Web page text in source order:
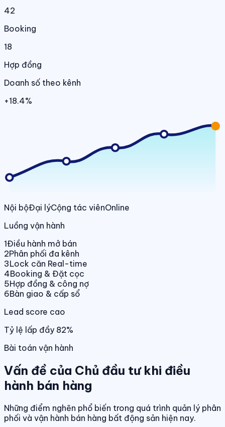
42
Booking
18
Hợp đồng
Doanh số theo kênh
+18.4%
Nội bộĐại lýCộng tác viênOnline
Luồng vận hành
1Điều hành mở bán
2Phân phối đa kênh
3Lock căn Real-time
4Booking & Đặt cọc
5Hợp đồng & công nợ
6Bàn giao & cấp sổ
Lead score cao
Tỷ lệ lấp đầy 82%
Bài toán vận hành
Vấn đề của Chủ đầu tư khi điều
hành bán hàng
Những điểm nghẽn phổ biến trong quá trình quản lý phân
phối và vận hành bán hàng bất động sản hiện nay.